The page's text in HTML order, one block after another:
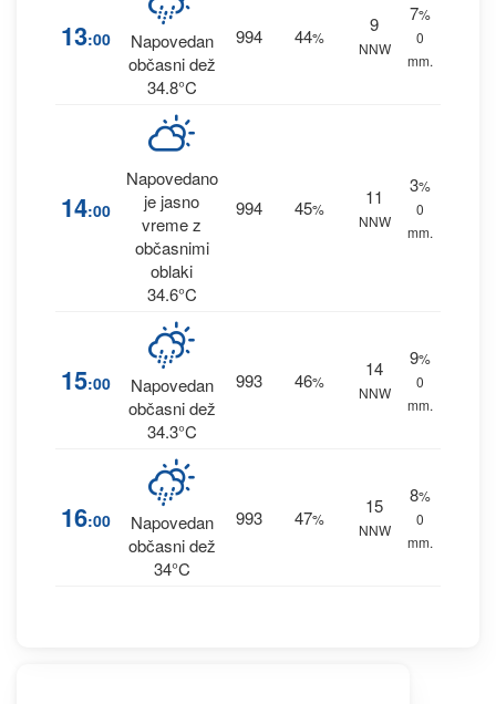
13:00
Napovedan
občasni dež
34.8°C
994 44%
9
NNW
7%
0
mm.
14:00
Napovedano
je jasno
vreme z
občasnimi
oblaki
34.6°C
994 45%
11
NNW
3%
0
mm.
15:00
Napovedan
občasni dež
34.3°C
993 46%
14
NNW
9%
0
mm.
16:00
Napovedan
občasni dež
34°C
993 47%
15
NNW
8%
0
mm.